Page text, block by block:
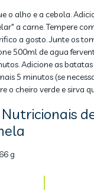
o alho e a cebola.
a carne. Tempere
a gosto. Junte os
500ml de agua
Adicione as batatas
5 minutos (se
o cheiro verde e sirva
g